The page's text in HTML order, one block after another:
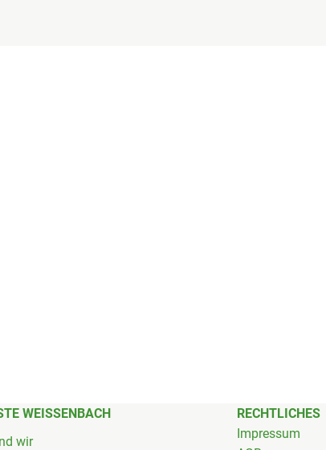
WEISSENBACH
wir
RECHTLICHES
Impressum